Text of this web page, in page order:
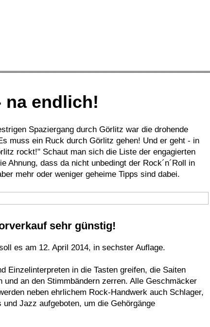
na endlich!
Spaziergang durch Görlitz war die drohende
muss ein Ruck durch Görlitz gehen! Und er geht - in
rockt!" Schaut man sich die Liste der engagierten
Ahnung, dass da nicht unbedingt der Rock´n´Roll in
mehr oder weniger geheime Tipps sind dabei.
sehr günstig!
es am 12. April 2014, in sechster Auflage.
Einzelinterpreten in die Tasten greifen, die Saiten
und an den Stimmbändern zerren. Alle Geschmäcker
neben ehrlichem Rock-Handwerk auch Schlager,
Jazz aufgeboten, um die Gehörgänge